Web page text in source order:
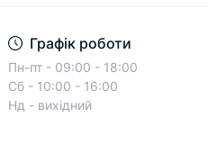
Графік роботи
Пн-пт - 09:00 - 18:00
Сб - 10:00 - 16:00
Нд - вихідний